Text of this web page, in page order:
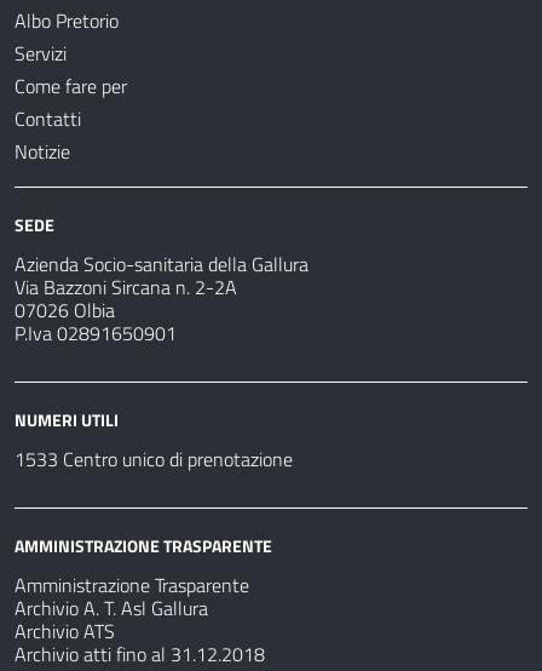
Albo Pretorio
Servizi
Come fare per
Contatti
Notizie
SEDE
Azienda Socio-sanitaria della Gallura
Via Bazzoni Sircana n. 2-2A
07026 Olbia
P.Iva 02891650901
NUMERI UTILI
1533 Centro unico di prenotazione
AMMINISTRAZIONE TRASPARENTE
Amministrazione Trasparente
Archivio A. T. Asl Gallura
Archivio ATS
Archivio atti fino al 31.12.2018